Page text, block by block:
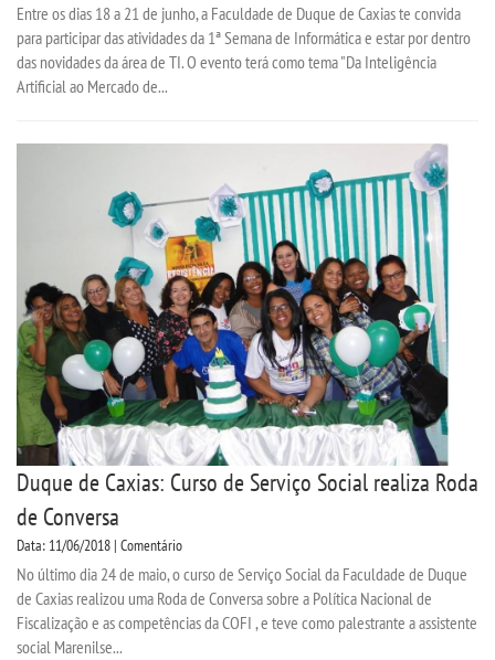
Entre os dias 18 a 21 de junho, a Faculdade de Duque de Caxias te convida
para participar das atividades da 1ª Semana de Informática e estar por dentro
das novidades da área de TI. O evento terá como tema "Da Inteligência
Artificial ao Mercado de...
Duque de Caxias: Curso de Serviço Social realiza Roda
de Conversa
Data: 11/06/2018 | Comentário
No último dia 24 de maio, o curso de Serviço Social da Faculdade de Duque
de Caxias realizou uma Roda de Conversa sobre a Política Nacional de
Fiscalização e as competências da COFI , e teve como palestrante a assistente
social Marenilse...